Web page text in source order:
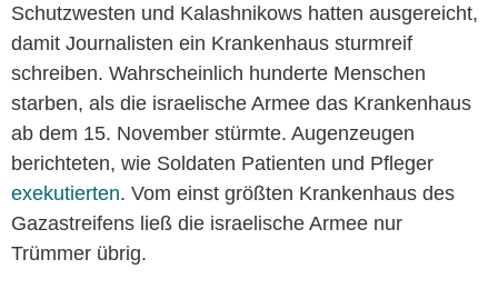
Schutzwesten und Kalashnikows hatten ausgereicht,
damit Journalisten ein Krankenhaus sturmreif
schreiben. Wahrscheinlich hunderte Menschen
starben, als die israelische Armee das Krankenhaus
ab dem 15. November stürmte. Augenzeugen
berichteten, wie Soldaten Patienten und Pfleger
exekutierten. Vom einst größten Krankenhaus des
Gazastreifens ließ die israelische Armee nur
Trümmer übrig.